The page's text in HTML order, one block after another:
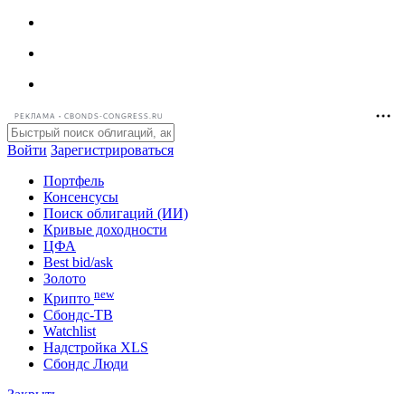
РЕКЛАМА • CBONDS-CONGRESS.RU
Войти Зарегистрироваться
Портфель
Консенсусы
Поиск облигаций (ИИ)
Кривые доходности
ЦФА
Best bid/ask
Золото
Крипто new